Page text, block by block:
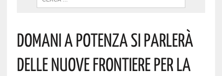
DOMANI A POTENZA SI PARLERÀ
DELLE NUOVE FRONTIERE PER LA